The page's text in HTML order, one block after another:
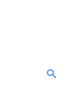
البحث